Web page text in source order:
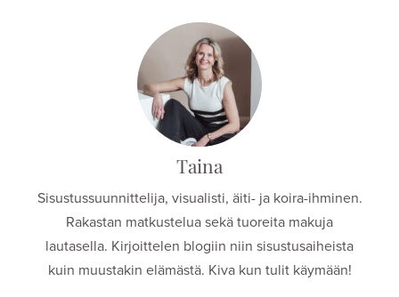
Taina
Sisustussuunnittelija, visualisti, äiti- ja koira-ihminen.
Rakastan matkustelua sekä tuoreita makuja
lautasella. Kirjoittelen blogiin niin sisustusaiheista
kuin muustakin elämästä. Kiva kun tulit käymään!